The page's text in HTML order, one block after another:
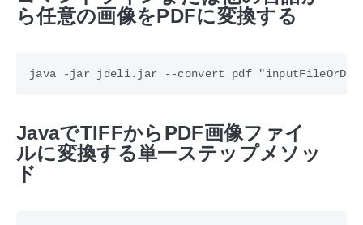
ら任意の画像をPDFに変換する
JavaでTIFFからPDF画像ファイ
ルに変換する単一ステップメソッ
ド